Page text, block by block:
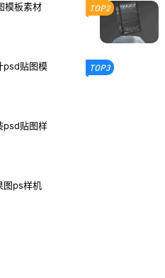
模板素材
psd贴图模
psd贴图样
图ps样机
TOP2
TOP3